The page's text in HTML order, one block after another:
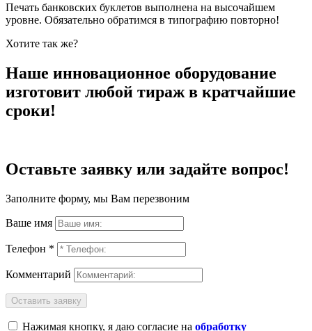
Печать банковских буклетов выполнена на высочайшем
уровне. Обязательно обратимся в типографию повторно!
Хотите так же?
Наше инновационное оборудование
изготовит любой тираж в кратчайшие
сроки!
Оставьте заявку или задайте вопрос!
Заполните форму, мы Вам перезвоним
Ваше имя
Телефон *
Комментарий
Оставить заявку
Нажимая кнопку, я даю согласие на обработку